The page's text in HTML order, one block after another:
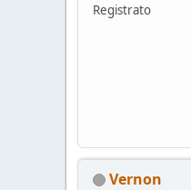
Registrato
Vernon